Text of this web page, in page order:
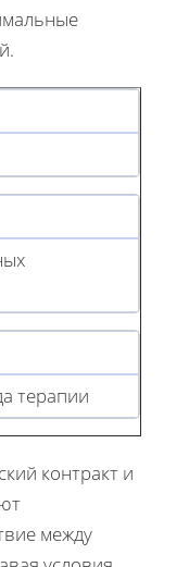
терапии
контракт и
между